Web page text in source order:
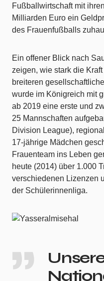
Fußballwirtschaft mit
Milliarden Euro ein
des Frauenfußballs
Ein offener Blick nach
zeigen, wie stark die
breiteren
wurde im Königreich mit
ab 2019 eine erste und
25 Mannschaften
Division League),
17-jährige Mädchen
Frauenteam ins Leben
heute (2014) über 1.000
verschiedenen Lizenzen
der Schülerinnenliga.